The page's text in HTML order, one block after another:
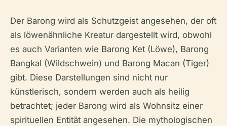
Der Barong wird als Schutzgeist angesehen, der oft
als löwenähnliche Kreatur dargestellt wird, obwohl
es auch Varianten wie Barong Ket (Löwe), Barong
Bangkal (Wildschwein) und Barong Macan (Tiger)
gibt. Diese Darstellungen sind nicht nur
künstlerisch, sondern werden auch als heilig
betrachtet; jeder Barong wird als Wohnsitz einer
spirituellen Entität angesehen. Die mythologischen